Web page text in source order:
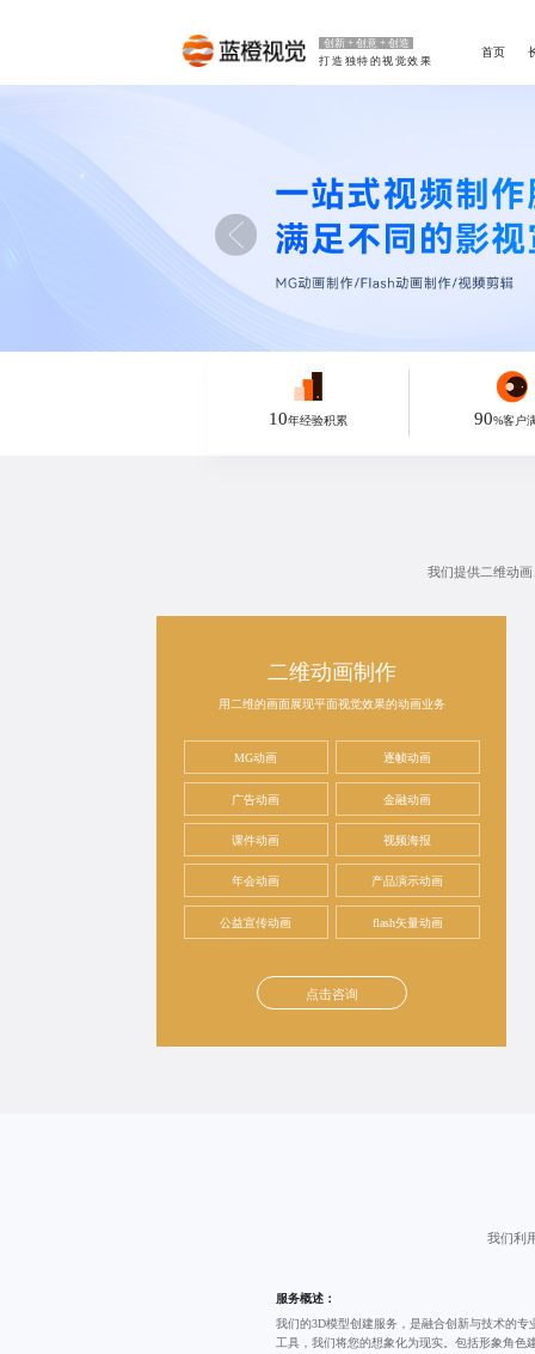
创新 + 创意 + 创造
打造独特的视觉效果
首页
10年经验积累 90%客户
我们提供二维动
二维动画制作
用二维的画面展现平面视觉效果的动画业务
MG动画 逐帧动画
广告动画 金融动画
课件动画 视频海报
年会动画 产品演示动画
公益宣传动画 flash矢量动画
点击咨询
我们利
服务概述：
我们的3D模型创建服务，是融合创新与技术的
工具，我们将您的想象化为现实。包括形象角色